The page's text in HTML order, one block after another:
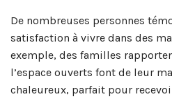
De nombreuses personnes
satisfaction à vivre dans des
exemple, des familles
l’espace ouverts font de leur
chaleureux, parfait pour